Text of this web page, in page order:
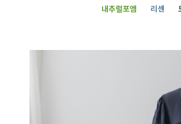
내추럴포엠 리센